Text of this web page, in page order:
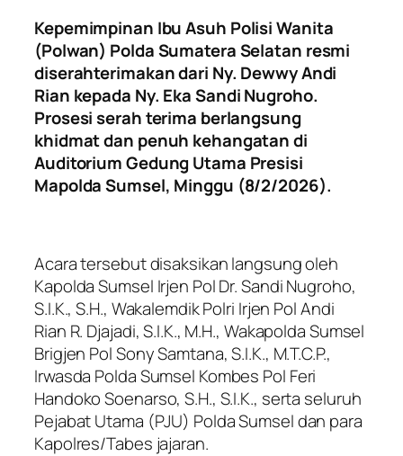
Kepemimpinan Ibu Asuh Polisi Wanita
(Polwan) Polda Sumatera Selatan resmi
diserahterimakan dari Ny. Dewwy Andi
Rian kepada Ny. Eka Sandi Nugroho.
Prosesi serah terima berlangsung
khidmat dan penuh kehangatan di
Auditorium Gedung Utama Presisi
Mapolda Sumsel, Minggu (8/2/2026).
Acara tersebut disaksikan langsung oleh
Kapolda Sumsel Irjen Pol Dr. Sandi Nugroho,
S.I.K., S.H., Wakalemdik Polri Irjen Pol Andi
Rian R. Djajadi, S.I.K., M.H., Wakapolda Sumsel
Brigjen Pol Sony Samtana, S.I.K., M.T.C.P.,
Irwasda Polda Sumsel Kombes Pol Feri
Handoko Soenarso, S.H., S.I.K., serta seluruh
Pejabat Utama (PJU) Polda Sumsel dan para
Kapolres/Tabes jajaran.